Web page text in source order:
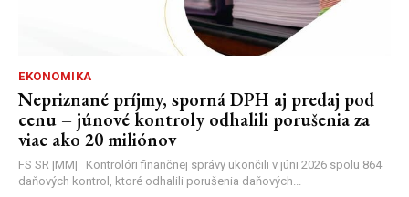
EKONOMIKA
Nepriznané príjmy, sporná DPH aj predaj pod
cenu – júnové kontroly odhalili porušenia za
viac ako 20 miliónov
FS SR |MM| Kontrolóri finančnej správy ukončili v júni 2026 spolu 864
daňových kontrol, ktoré odhalili porušenia daňových...